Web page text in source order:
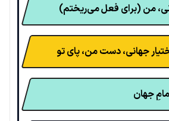
من (برای فعل می‌ریختم)
جهانی، دست من، پای تو
جهان